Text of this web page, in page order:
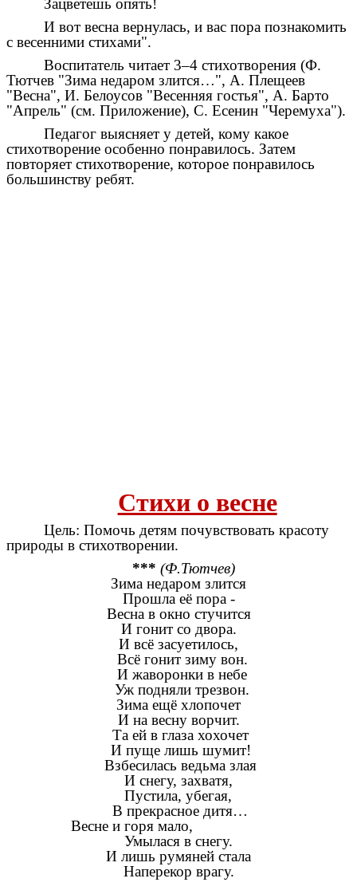
И вот весна вернулась, и вас пора познакомить
с весенними стихами".
Воспитатель читает 3–4 стихотворения (Ф.
Тютчев "Зима недаром злится…", А. Плещеев
"Весна", И. Белоусов "Весенняя гостья", А. Барто
"Апрель" (см. Приложение), С. Есенин "Черемуха").
Педагог выясняет у детей, кому какое
стихотворение особенно понравилось. Затем
повторяет стихотворение, которое понравилось
большинству ребят.
Стихи о весне
Цель: Помочь детям почувствовать красоту
природы в стихотворении.
*** (Ф.Тютчев)
Зима недаром злится
Прошла её пора -
Весна в окно стучится
И гонит со двора.
И всё засуетилось,
Всё гонит зиму вон.
И жаворонки в небе
Уж подняли трезвон.
Зима ещё хлопочет
И на весну ворчит.
Та ей в глаза хохочет
И пуще лишь шумит!
Взбесилась ведьма злая
И снегу, захватя,
Пустила, убегая,
В прекрасное дитя…
Весне и горя мало,
Умылася в снегу.
И лишь румяней стала
Наперекор врагу.